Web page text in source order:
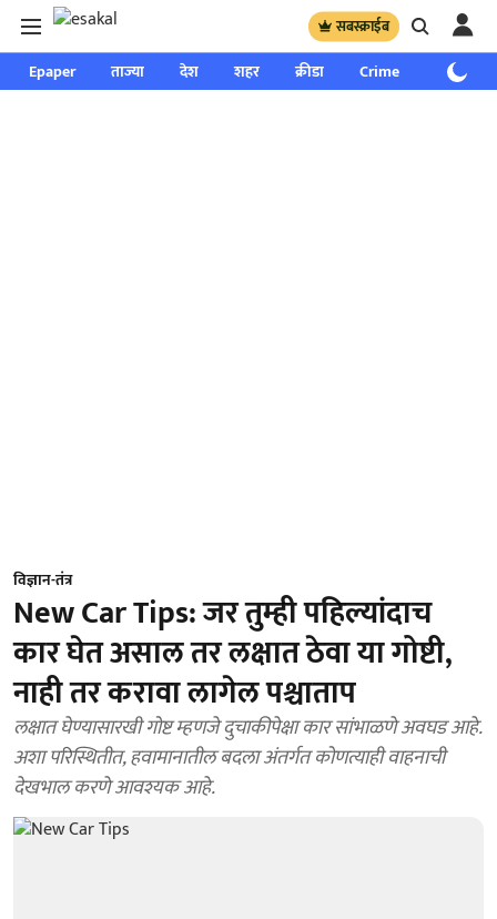
सबस्क्राईब
Epaper ताज्या देश शहर क्रीडा Crime साप्ताहिक
विज्ञान-तंत्र
New Car Tips: जर तुम्ही पहिल्यांदाच
कार घेत असाल तर लक्षात ठेवा या गोष्टी,
नाही तर करावा लागेल पश्चाताप
लक्षात घेण्यासारखी गोष्ट म्हणजे दुचाकीपेक्षा कार सांभाळणे अवघड आहे.
अशा परिस्थितीत, हवामानातील बदला अंतर्गत कोणत्याही वाहनाची
देखभाल करणे आवश्यक आहे.